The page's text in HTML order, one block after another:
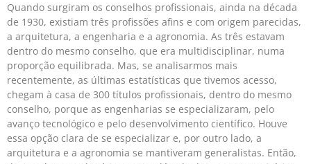
Quando surgiram os conselhos profissionais, ainda na década
de 1930, existiam três profissões afins e com origem parecidas,
a arquitetura, a engenharia e a agronomia. As três estavam
dentro do mesmo conselho, que era multidisciplinar, numa
proporção equilibrada. Mas, se analisarmos mais
recentemente, as últimas estatísticas que tivemos acesso,
chegam à casa de 300 títulos pro­­fissionais, dentro do mesmo
conselho, porque as engenharias se especializaram, pelo
avanço tecnológico e pelo desenvolvimento científico. Houve
essa opção clara de se especializar e, por outro lado, a
arquitetura e a agronomia se mantiveram generalistas. Então,